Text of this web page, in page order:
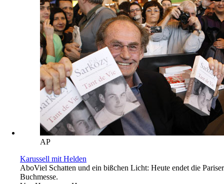
AP
Karussell mit Helden
AboViel Schatten und ein bißchen Licht: Heute endet die Pariser
Buchmesse.